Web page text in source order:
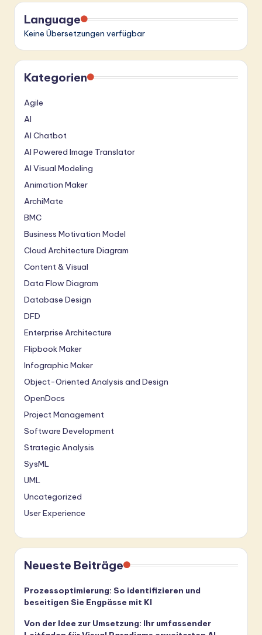
Language
Keine Übersetzungen verfügbar
Kategorien
Agile
AI
AI Chatbot
AI Powered Image Translator
AI Visual Modeling
Animation Maker
ArchiMate
BMC
Business Motivation Model
Cloud Architecture Diagram
Content & Visual
Data Flow Diagram
Database Design
DFD
Enterprise Architecture
Flipbook Maker
Infographic Maker
Object-Oriented Analysis and Design
OpenDocs
Project Management
Software Development
Strategic Analysis
SysML
UML
Uncategorized
User Experience
Neueste Beiträge
Prozessoptimierung: So identifizieren und
beseitigen Sie Engpässe mit KI
Von der Idee zur Umsetzung: Ihr umfassender